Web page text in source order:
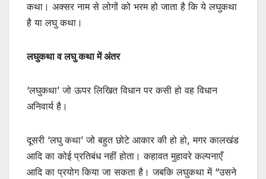
कथा। अक्सर नाम से लोगों को भरम हो जाता है कि ये लघुकथा
है या लघु कथा।
लघुकथा व लघु कथा में अंतर
‘लघुकथा’ जो ऊपर लिखित विधान पर कसी हो वह विधान
अनिवार्य है।
दूसरी ‘लघु कथा’ जो बहुत छोटे आकार की हो हो, मगर कालखंड
आदि का कोई प्रतिबंध नहीं होता। कहावत मुहावरे कल्पनाएँ
आदि का प्रयोग किया जा सकता है। जबकि लघुकथा में “उसने